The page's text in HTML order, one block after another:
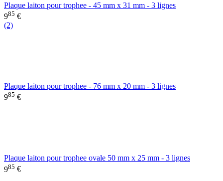
Plaque laiton pour trophee - 45 mm x 31 mm - 3 lignes
985 €
(2)
Plaque laiton pour trophee - 76 mm x 20 mm - 3 lignes
985 €
Plaque laiton pour trophee ovale 50 mm x 25 mm - 3 lignes
985 €